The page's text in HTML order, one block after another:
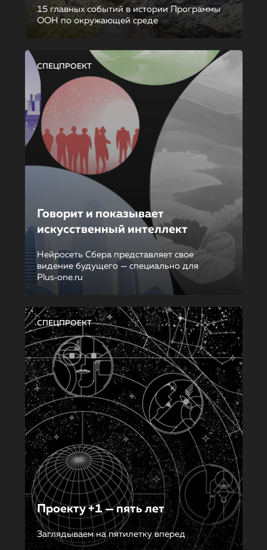
15 главных событий в истории Программы
ООН по окружающей среде
СПЕЦПРОЕКТ
Говорит и показывает
искусственный интеллект
Нейросеть Сбера представляет свое
видение будущего — специально для
Plus‑one.ru
СПЕЦПРОЕКТ
Проекту +1 — пять лет
Заглядываем на пятилетку вперед